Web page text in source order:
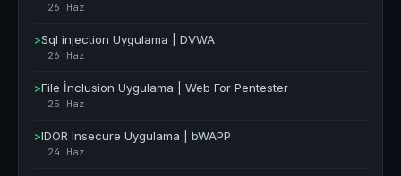
26 Haz
>Sql injection Uygulama | DVWA
26 Haz
>File İnclusion Uygulama | Web For Pentester
25 Haz
>IDOR Insecure Uygulama | bWAPP
24 Haz